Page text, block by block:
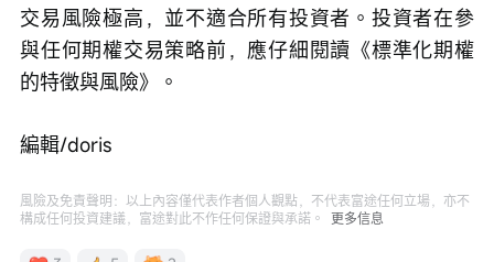
交易風險極高，並不適合所有投資者。投資者在參
與任何期權交易策略前，應仔細閱讀《標準化期權
的特徵與風險》。
編輯/doris
風險及免責聲明：以上內容僅代表作者個人觀點，不代表富途任何立場，亦不
構成任何投資建議，富途對此不作任何保證與承諾。
更多信息